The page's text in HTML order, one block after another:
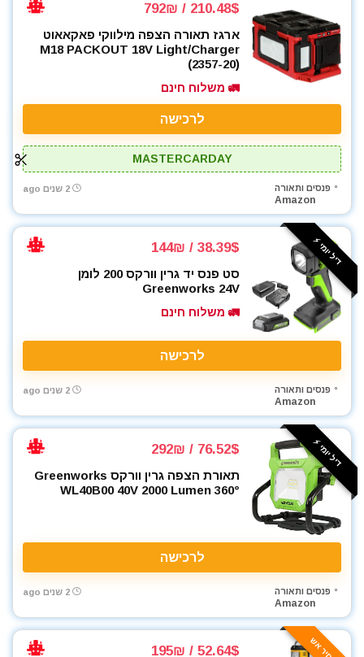
210.48$ / 792₪
ארגז תאורה הצפה מילווקי פאקאאוט
M18 PACKOUT 18V Light/Charger
(2357-20)
🚛 משלוח חינם
לרכישה
MASTERCARDAY
פנסים ותאורה
Amazon
2 שנים ago
דיל יומי ⚡️ 38.39$ / 144₪
סט פנס יד גרין וורקס 200 לומן
Greenworks 24V
🚛 משלוח חינם
לרכישה
פנסים ותאורה
Amazon
2 שנים ago
דיל יומי ⚡️ 76.52$ / 292₪
תאורת הצפה גרין וורקס Greenworks
WL40B00 40V 2000 Lumen 360°
לרכישה
פנסים ותאורה
Amazon
2 שנים ago
52.64$ / 195₪